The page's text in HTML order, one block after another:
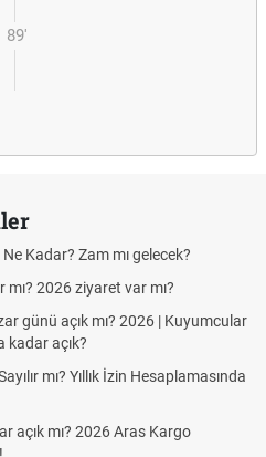
89'
Kadar? Zam mı gelecek?
mı? 2026 ziyaret var mı?
günü açık mı? 2026 | Kuyumcular
açık?
mı? Yıllık İzin Hesaplamasında
açık mı? 2026 Aras Kargo